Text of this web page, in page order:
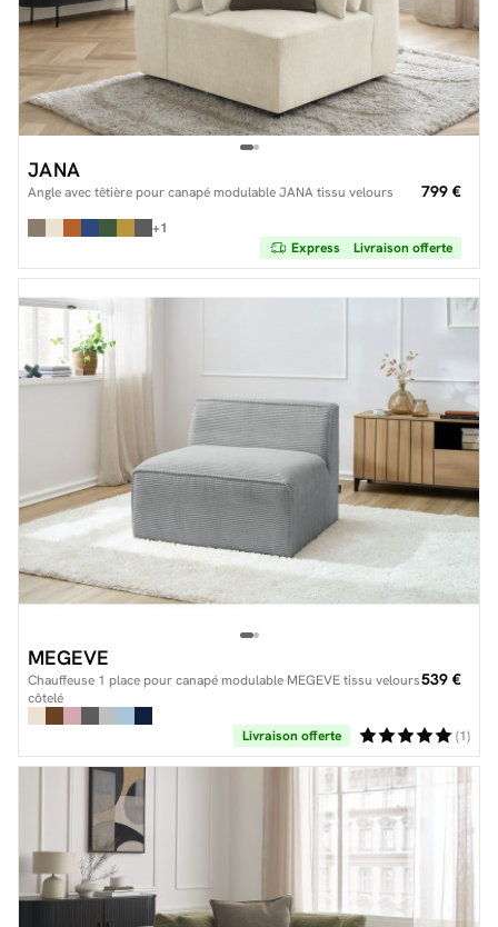
JANA
Angle avec têtière pour canapé modulable JANA tissu velours 799 €
+1
Express
Livraison offerte
MEGEVE
Chauffeuse 1 place pour canapé modulable MEGEVE tissu velours
côtelé
539 €
(1)
Livraison offerte